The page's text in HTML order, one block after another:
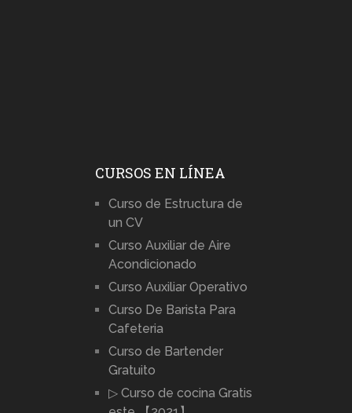
CURSOS EN LÍNEA
Curso de Estructura de
un CV
Curso Auxiliar de Aire
Acondicionado
Curso Auxiliar Operativo
Curso De Barista Para
Cafeteria
Curso de Bartender
Gratuito
▷ Curso de cocina Gratis